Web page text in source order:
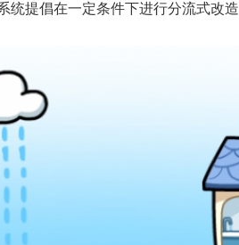
提倡在一定条件下进行分流式改造